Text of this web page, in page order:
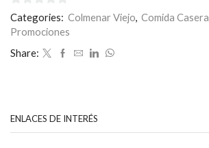
0
de
Categories: Colmenar Viejo Comida Casera
Promociones
Share:
ENLACES DE INTERÉS